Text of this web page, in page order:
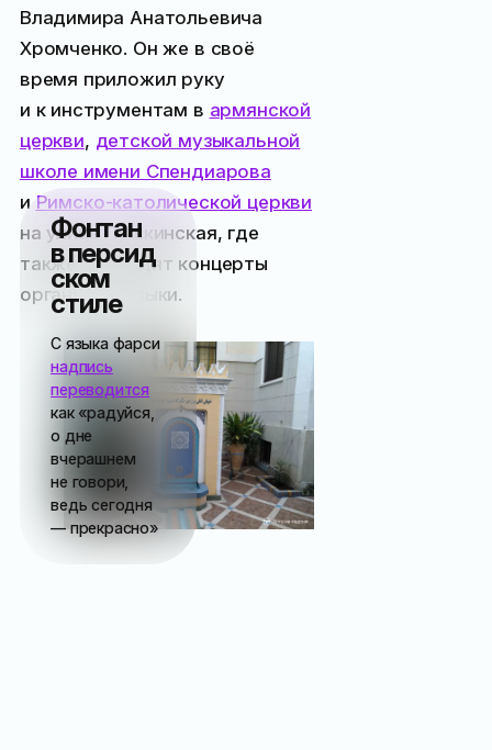
Владимира Анатольевича
Хромченко. Он же в своё
время приложил руку
и к инструментам в армянской
церкви, детской музыкальной
школе имени Спендиарова
и Римско-католической церкви
на улице Пушкинская, где
также проходят концерты
органной музыки.
Фонтан
в персид
ском
стиле
С языка фарси
надпись
переводится
как «радуйся,
о дне
вчерашнем
не говори,
ведь сегодня
— прекрасно»